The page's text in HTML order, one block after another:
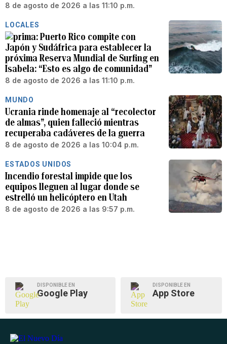
8 de agosto de 2026 a las 11:10 p.m.
LOCALES
Puerto Rico compite con
Japón y Sudáfrica para establecer la
próxima Reserva Mundial de Surfing en
Isabela: “Esto es algo de comunidad”
8 de agosto de 2026 a las 11:10 p.m.
MUNDO
Ucrania rinde homenaje al “recolector
de almas”, quien falleció mientras
recuperaba cadáveres de la guerra
8 de agosto de 2026 a las 10:04 p.m.
ESTADOS UNIDOS
Incendio forestal impide que los
equipos lleguen al lugar donde se
estrelló un helicóptero en Utah
8 de agosto de 2026 a las 9:57 p.m.
DISPONIBLE EN
Google Play
DISPONIBLE EN
App Store